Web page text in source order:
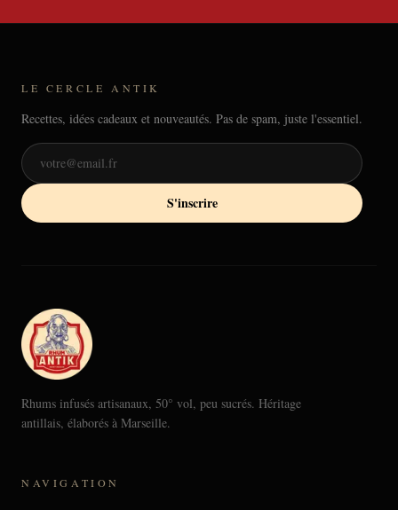
LE CERCLE ANTIK
Recettes, idées cadeaux et nouveautés. Pas de spam, juste l'essentiel.
S'inscrire
Rhums infusés artisanaux, 50° vol, peu sucrés. Héritage
antillais, élaborés à Marseille.
NAVIGATION